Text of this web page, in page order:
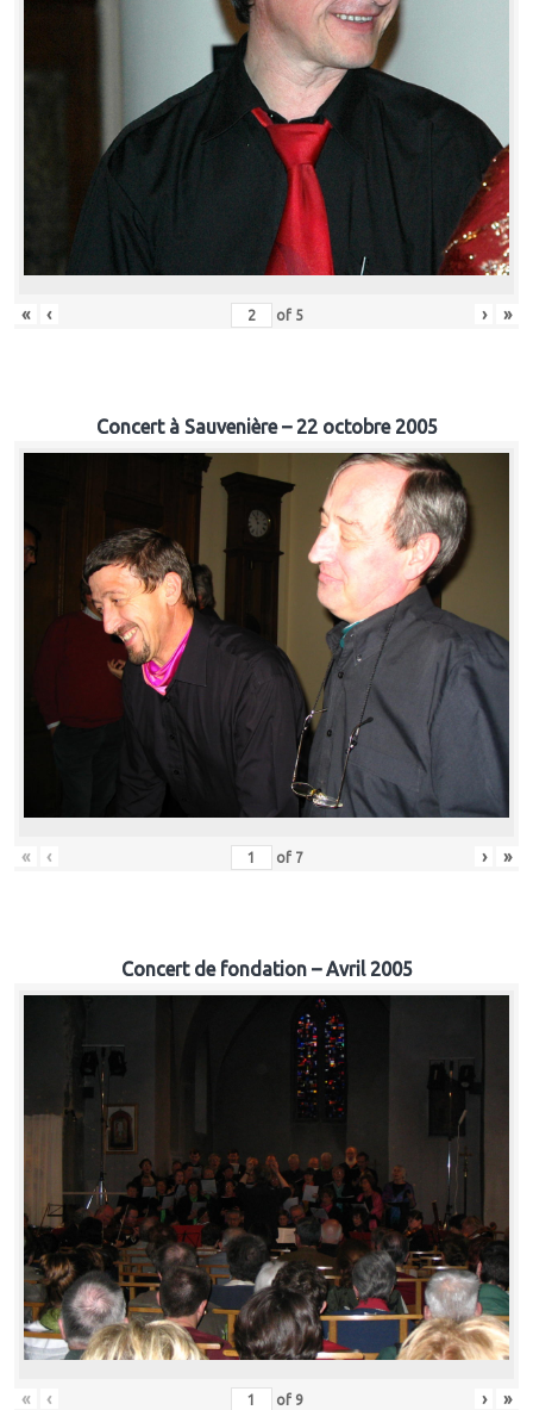
« ‹ of 5 › »
Concert à Sauvenière – 22 octobre 2005
« ‹ of 7 › »
Concert de fondation – Avril 2005
« ‹ of 9 › »